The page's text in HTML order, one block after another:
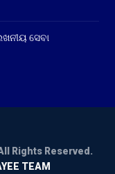
ସେବା
Rights Reserved.
TEAM